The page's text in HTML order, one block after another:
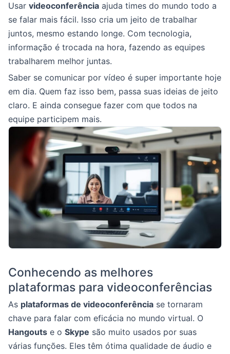
Usar videoconferência ajuda times do mundo todo a
se falar mais fácil. Isso cria um jeito de trabalhar
juntos, mesmo estando longe. Com tecnologia,
informação é trocada na hora, fazendo as equipes
trabalharem melhor juntas.
Saber se comunicar por vídeo é super importante hoje
em dia. Quem faz isso bem, passa suas ideias de jeito
claro. E ainda consegue fazer com que todos na
equipe participem mais.
Conhecendo as melhores
plataformas para videoconferências
As plataformas de videoconferência se tornaram
chave para falar com eficácia no mundo virtual. O
Hangouts e o Skype são muito usados por suas
várias funções. Eles têm ótima qualidade de áudio e